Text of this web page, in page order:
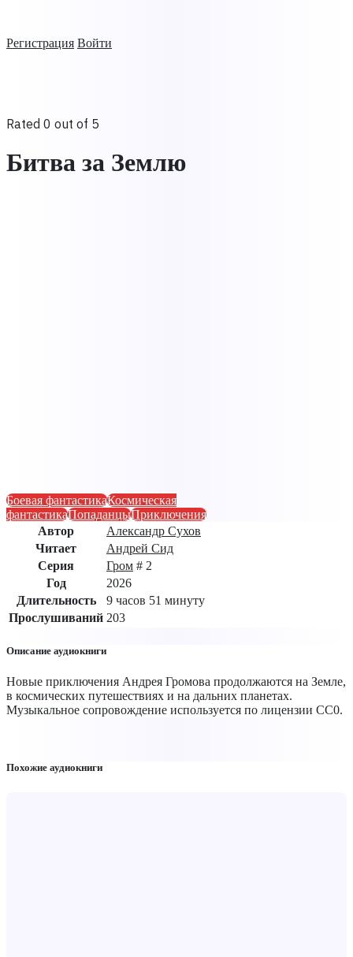
Регистрация Войти
Rated 0 out of 5
Битва за Землю
Боевая фантастикаКосмическая
фантастикаПопаданцыПриключения
Автор
Александр Сухов
Читает
Андрей Сид
Серия
Гром # 2
Год
2026
Длительность
9 часов 51 минуту
Прослушиваний 203
Описание аудиокниги
Новые приключения Андрея Громова продолжаются на Земле,
в космических путешествиях и на дальних планетах.
Музыкальное сопровождение используется по лицензии CC0.
Похожие аудиокниги